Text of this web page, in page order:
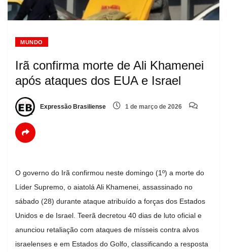
MUNDO
Irã confirma morte de Ali Khamenei
após ataques dos EUA e Israel
Expressão Brasiliense 1 de março de 2026
O governo do Irã confirmou neste domingo (1º) a morte do
Líder Supremo, o aiatolá Ali Khamenei, assassinado no
sábado (28) durante ataque atribuído a forças dos Estados
Unidos e de Israel. Teerã decretou 40 dias de luto oficial e
anunciou retaliação com ataques de mísseis contra alvos
israelenses e em Estados do Golfo, classificando a resposta